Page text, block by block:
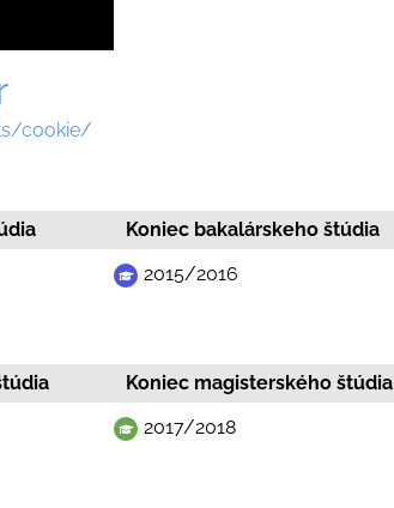
cookie/
Koniec bakalárskeho štúdia
2015/2016
Koniec magisterského štúdia
2017/2018